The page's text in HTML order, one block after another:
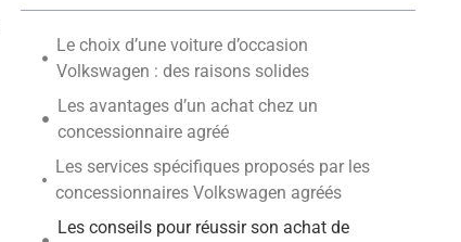
Le choix d’une voiture d’occasion
Volkswagen : des raisons solides
Les avantages d’un achat chez un
concessionnaire agréé
Les services spécifiques proposés par les
concessionnaires Volkswagen agréés
Les conseils pour réussir son achat de